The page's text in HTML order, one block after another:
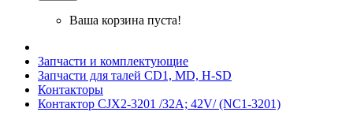
Ваша корзина пуста!
Запчасти и комплектующие
Запчасти для талей CD1, MD, H-SD
Контакторы
Контактор CJX2-3201 /32A; 42V/ (NC1-3201)